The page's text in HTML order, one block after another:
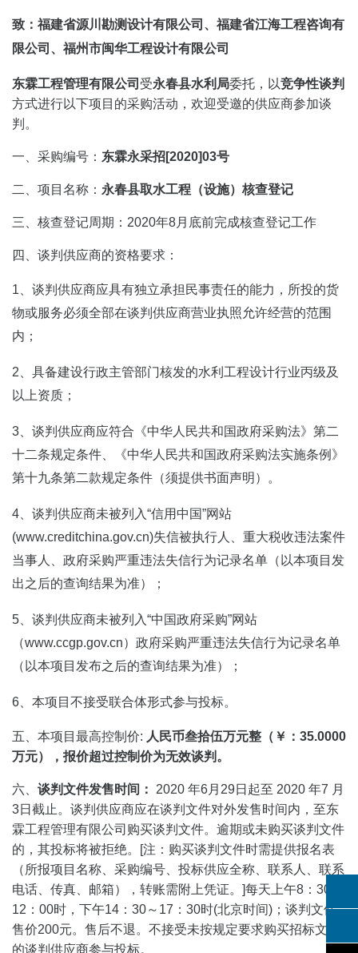
致： 福建省源川勘测设计有限公司、福建省江海工程咨询有
限公司、福州市闽华工程设计有限公司
东霖工程管理有限公司 受永春县水利局委托，以竞争性谈判
方式进行以下项目的采购活动，欢迎受邀的供应商参加谈
判。
一、采购编号： 东霖永采招[2020]03号
二、项目名称： 永春县取水工程（设施）核查登记
三、核查登记周期： 2020年8月底前完成核查登记工作
四、谈判供应商的资格要求：
1、谈判供应商应具有独立承担民事责任的能力，所投的货
物或服务必须全部在谈判供应商营业执照允许经营的范围
内；
2、具备建设行政主管部门核发的水利工程设计行业丙级及
以上资质；
3、谈判供应商应符合《中华人民共和国政府采购法》第二
十二条规定条件、《中华人民共和国政府采购法实施条例》
第十九条第二款规定条件（须提供书面声明）。
4、谈判供应商未被列入“信用中国”网站
(www.creditchina.gov.cn)失信被执行人、重大税收违法案件
当事人、政府采购严重违法失信行为记录名单（以本项目发
出之后的查询结果为准）；
5、谈判供应商未被列入“中国政府采购”网站
（www.ccgp.gov.cn）政府采购严重违法失信行为记录名单
（以本项目发布之后的查询结果为准）；
6、本项目不接受联合体形式参与投标。
五、本项目最高控制价: 人民币叁拾伍万元整（￥： 35.0000
万元）
，报价超过控制价为无效谈判。
六、 谈判文件发售时间 ： 2020 年6月 29日起至 2020 年7 月
3日截止。谈判供应商应在谈判文件对外发售时间内，至东
霖工程管理有限公司购买谈判文件。逾期或未购买谈判文件
的，其投标将被拒绝。[注：购买谈判文件时需提供报名表
（所报项目名称、采购编号、投标供应全称、联系人、联系
电话、传真、邮箱），转账需附上凭证。]每天上午8：30～
12：00时，下午14：30～17：30时(北京时间)；谈判文件
售价200元。售后不退。不接受未按规定要求购买招标文件
的谈判供应商参与投标。